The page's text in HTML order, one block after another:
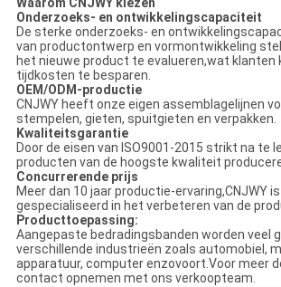
Waarom CNJWY kiezen
Onderzoeks- en ontwikkelingscapaciteit
De sterke onderzoeks- en
van productontwerp en vormontwikkeling
het nieuwe product te evalueren,wat klanten
tijdkosten te besparen.
OEM/ODM-productie
CNJWY heeft onze eigen assemblagelijnen
stempelen, gieten, spuitgieten en verpakken.
Kwaliteitsgarantie
Door de eisen van ISO9001-2015 strikt na te
producten van de hoogste kwaliteit
Concurrerende prijs
Meer dan 10 jaar productie-ervaring,CNJWY
gespecialiseerd in het verbeteren van de
Producttoepassing:
Aangepaste bedradingsbanden worden veel
verschillende industrieën zoals automobiel,
apparatuur, computer enzovoort.Voor meer
contact opnemen met ons verkoopteam.